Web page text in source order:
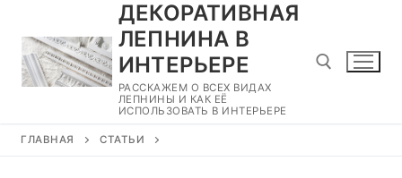
содержимому
ДЕКОРАТИВНАЯ
ЛЕПНИНА В
ИНТЕРЬЕРЕ
РАССКАЖЕМ О ВСЕХ ВИДАХ
ЛЕПНИНЫ И КАК ЕЁ
ИСПОЛЬЗОВАТЬ В ИНТЕРЬЕРЕ
ГЛАВНАЯ СТАТЬИ